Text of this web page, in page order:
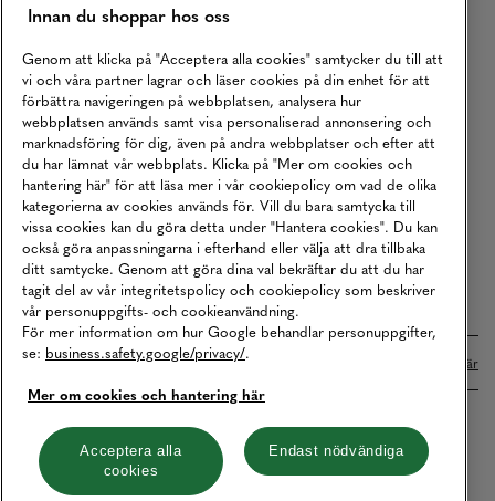
Returer
Köpvillkor
Karriär
Vårt Ansvar
Våra Tjänster
Press
Studentrabatt
B2B
Tillgänglighetsredogörelse
Betalningar online sköts i samarbete med Klarna. Läs mer här
Cookies Integritetspolicy
Hantera cookies
Innan du shoppar hos oss
Genom att klicka på "Acceptera alla cookies" samtycker du till att
vi och våra partner lagrar och läser cookies på din enhet för att
förbättra navigeringen på webbplatsen, analysera hur
webbplatsen används samt visa personaliserad annonsering och
marknadsföring för dig, även på andra webbplatser och efter att
du har lämnat vår webbplats. Klicka på "Mer om cookies och
hantering här" för att läsa mer i vår cookiepolicy om vad de olika
kategorierna av cookies används för. Vill du bara samtycka till
vissa cookies kan du göra detta under "Hantera cookies". Du kan
också göra anpassningarna i efterhand eller välja att dra tillbaka
ditt samtycke. Genom att göra dina val bekräftar du att du har
tagit del av vår integritetspolicy och cookiepolicy som beskriver
vår personuppgifts- och cookieanvändning.
För mer information om hur Google behandlar personuppgifter,
se: business.safety.google/privacy/.
Mer om cookies och hantering här
Acceptera alla
cookies
Endast nödvändiga